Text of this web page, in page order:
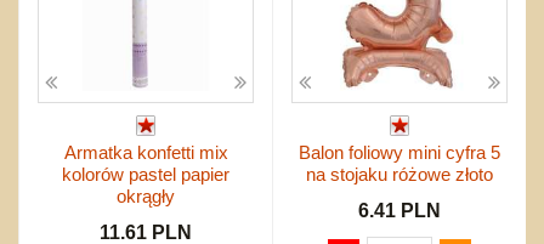
Armatka konfetti mix
kolorów pastel papier
okrągły
11.61 PLN
Balon foliowy mini cyfra 5
na stojaku różowe złoto
6.41 PLN